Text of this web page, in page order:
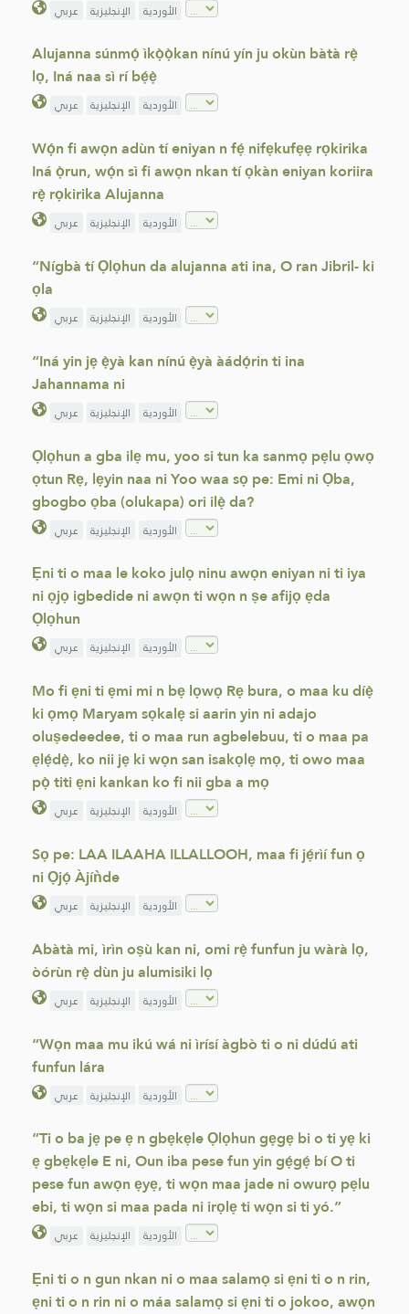
عربي الإنجليزية الأوردية
Alujanna súnmọ́ ìkọ̀ọ̀kan nínú yín ju okùn bàtà rẹ̀
lọ, Iná naa sì rí bẹ́ẹ̀
عربي الإنجليزية الأوردية
Wọ́n fi awọn adùn tí eniyan n fẹ́ nifẹkufẹẹ rọkirika
Iná ọ̀run, wọ́n sì fi awọn nkan tí ọkàn eniyan koriira
rẹ̀ rọkirika Alujanna
عربي الإنجليزية الأوردية
“Nígbà tí Ọlọhun da alujanna ati ina, O ran Jibril- ki
ọla
عربي الإنجليزية الأوردية
“Iná yin jẹ ẹ̀yà kan nínú ẹ̀yà àádọ́rin ti ina
Jahannama ni
عربي الإنجليزية الأوردية
Ọlọhun a gba ilẹ mu, yoo si tun ka sanmọ pẹlu ọwọ
ọtun Rẹ, lẹyin naa ni Yoo waa sọ pe: Emi ni Ọba,
gbogbo ọba (olukapa) ori ilẹ̀ da?
عربي الإنجليزية الأوردية
Ẹni ti o maa le koko julọ ninu awọn eniyan ni ti iya
ni ọjọ igbedide ni awọn ti wọn n ṣe afijọ ẹda
Ọlọhun
عربي الإنجليزية الأوردية
Mo fi ẹni ti ẹmi mi n bẹ lọwọ Rẹ bura, o maa ku díẹ̀
ki ọmọ Maryam sọkalẹ si aarin yin ni adajo
oluṣedeedee, ti o maa run agbelebuu, ti o maa pa
ẹlẹ́dẹ̀, ko nii jẹ ki wọn san isakọlẹ mọ, ti owo maa
pọ̀ titi ẹni kankan ko fi nii gba a mọ
عربي الإنجليزية الأوردية
Sọ pe: LAA ILAAHA ILLALLOOH, maa fi jẹ́rìí fun ọ
ni Ọjọ́ Àjíǹde
عربي الإنجليزية الأوردية
Abàtà mi, ìrìn oṣù kan ni, omi rẹ̀ funfun ju wàrà lọ,
òórùn rẹ̀ dùn ju alumisiki lọ
عربي الإنجليزية الأوردية
“Wọn maa mu ikú wá ni ìrísí àgbò ti o ni dúdú ati
funfun lára
عربي الإنجليزية الأوردية
“Ti o ba jẹ pe ẹ n gbẹkẹle Ọlọhun gẹgẹ bi o ti yẹ ki
ẹ gbẹkẹle E ni, Oun iba pese fun yin gẹ́gẹ́ bí O ti
pese fun awọn ẹyẹ, ti wọn maa jade ni owurọ pẹlu
ebi, ti wọn si maa pada ni irọlẹ ti wọn si ti yó.”
عربي الإنجليزية الأوردية
Ẹni ti o n gun nkan ni o maa salamọ si ẹni ti o n rin,
ẹni ti o n rin ni o máa salamọ si ẹni ti o jokoo, awọn